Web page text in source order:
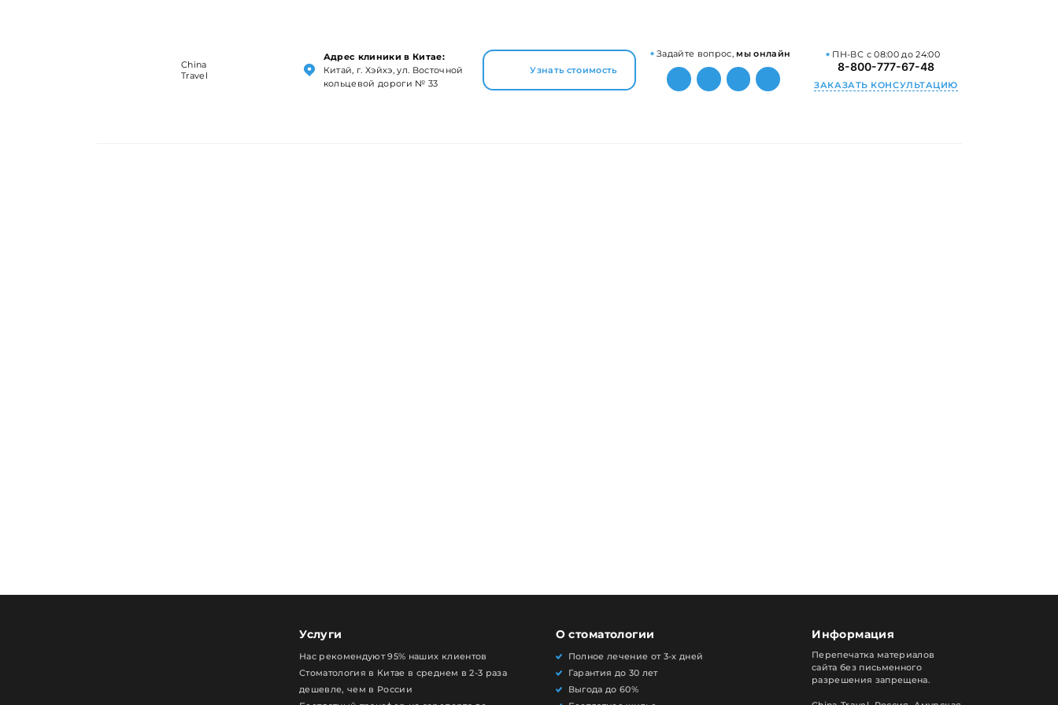
China
Travel
Адрес клиники в Китае:
Китай, г. Хэйхэ, ул. Восточной
кольцевой дороги № 33
Узнать стоимость
Задайте вопрос, мы онлайн ПН-ВС с 08:00 до 24:00
8-800-777-67-48
ЗАКАЗАТЬ КОНСУЛЬТАЦИЮ
Услуги
Нас рекомендуют 95% наших клиентов
Стоматология в Китае в среднем в 2-3 раза
дешевле, чем в России
О стоматологии
Полное лечение от 3-х дней
Гарантия до 30 лет
Выгода до 60%
Информация
Перепечатка материалов
сайта без письменного
разрешения запрещена.